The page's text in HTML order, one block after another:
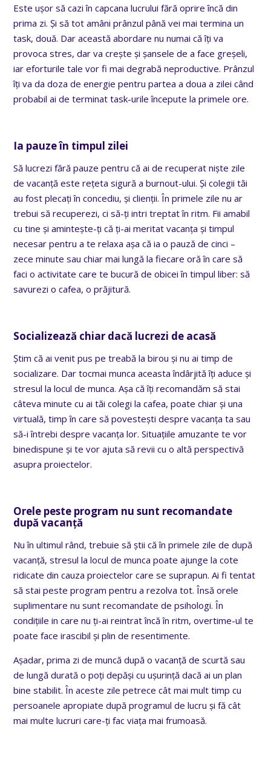
Este ușor să cazi în capcana lucrului fără oprire încă din
prima zi. Și să tot amâni prânzul până vei mai termina un
task, două. Dar această abordare nu numai că îți va
provoca stres, dar va crește și șansele de a face greșeli,
iar eforturile tale vor fi mai degrabă neproductive. Prânzul
îți va da doza de energie pentru partea a doua a zilei când
probabil ai de terminat task-urile începute la primele ore.
Ia pauze în timpul zilei
Să lucrezi fără pauze pentru că ai de recuperat niște zile
de vacanță este rețeta sigură a burnout-ului. Și colegii tăi
au fost plecați în concediu, și clienții. În primele zile nu ar
trebui să recuperezi, ci să-ți intri treptat în ritm. Fii amabil
cu tine și amintește-ți că ți-ai meritat vacanța și timpul
necesar pentru a te relaxa așa că ia o pauză de cinci –
zece minute sau chiar mai lungă la fiecare oră în care să
faci o activitate care te bucură de obicei în timpul liber: să
savurezi o cafea, o prăjitură.
Socializează chiar dacă lucrezi de acasă
Știm că ai venit pus pe treabă la birou și nu ai timp de
socializare. Dar tocmai munca aceasta îndârjită îți aduce și
stresul lalocul de munca. Așa că îți recomandăm să stai
câteva minute cu ai tăi colegi la cafea, poate chiar și una
virtuală, timp în care să povestești despre vacanța ta sau
să-i întrebi despre vacanța lor. Situațiile amuzante te vor
binedispune și te vor ajuta să revii cu o altă perspectivă
asupra proiectelor.
Orele peste program nu sunt recomandate
după vacanță
Nu în ultimul rând, trebuie să știi că în primele zile de după
vacanță, stresul la locul de munca poate ajunge la cote
ridicate din cauza proiectelor care se suprapun. Ai fi tentat
să stai peste program pentru a rezolva tot. Însă orele
suplimentare nu sunt recomandate de psihologi. În
condițiile in care nu ți-ai reintrat încă în ritm, overtime-ul te
poate face irascibil și plin de resentimente.
Așadar, prima zi de muncă după o vacanță de scurtă sau
de lungă durată o poți depăși cu ușurință dacă ai un plan
bine stabilit. În aceste zile petrece cât mai mult timp cu
persoanele apropiate după programul de lucru și fă cât
mai multe lucruri care-ți fac viața mai frumoasă.